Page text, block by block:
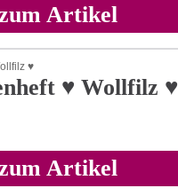
zum Artikel
♥ Wollfilz ♥
zum Artikel